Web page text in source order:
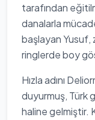
tarafından
danalarla
başlayan Yusuf,
ringlerde boy
Hızla adını
duyurmuş, Türk
haline gelmiştir.